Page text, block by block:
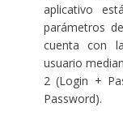
aplicativo
parámetros
cuenta con
usuario
2 (Login +
Password).